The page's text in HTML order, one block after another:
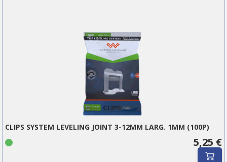
CLIPS SYSTEM LEVELING JOINT 3-12MM LARG. 1MM (100P)
5,25 €